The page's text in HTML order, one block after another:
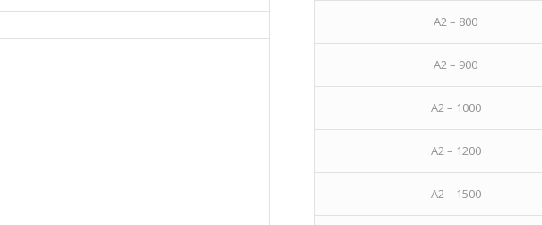
A2 – 800
A2 – 900
A2 – 1000
A2 – 1200
A2 – 1500